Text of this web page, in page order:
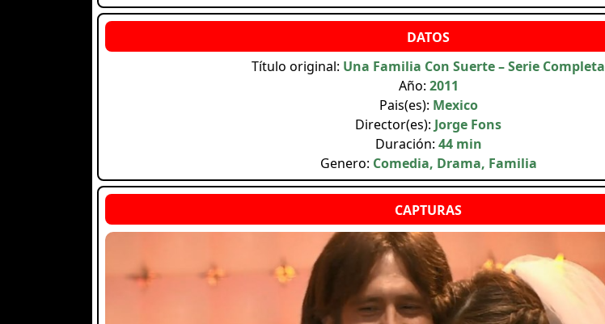
Título original: Una Familia Con Suerte – Serie Completa
Año: 2011
Pais(es): Mexico
Director(es): Jorge Fons
Duración: 44 min
Genero: Comedia, Drama, Familia